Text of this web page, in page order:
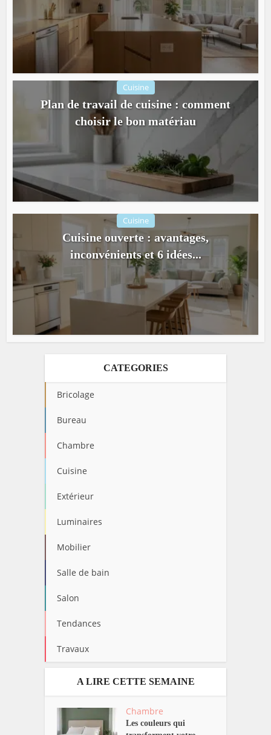
Cuisine
Plan de travail de cuisine : comment
choisir le bon matériau
Cuisine
Cuisine ouverte : avantages,
inconvénients et 6 idées...
CATEGORIES
Bricolage
Bureau
Chambre
Cuisine
Extérieur
Luminaires
Mobilier
Salle de bain
Salon
Tendances
Travaux
A LIRE CETTE SEMAINE
Chambre
Les couleurs qui